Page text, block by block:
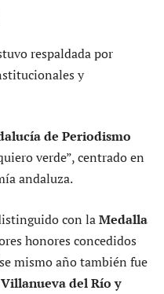
respaldada por
y
de Periodismo
verde”, centrado en
andaluza.
con laMedalla
honores concedidos
mismo año también fue
del Río y